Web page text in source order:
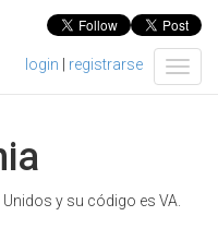
T
o
login registrarse
y su código es VA.